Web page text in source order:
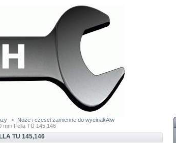
>
Noze i czesci zamienne do wycinakĂłw
mm Fella TU 145,146
TU 145,146